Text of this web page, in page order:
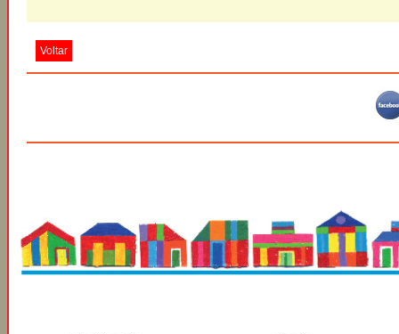
Voltar